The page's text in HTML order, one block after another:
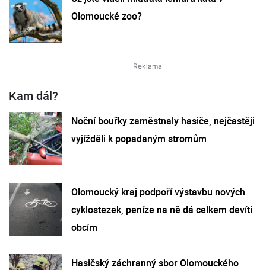
Olomoucké zoo?
Kam dál?
Noční bouřky zaměstnaly hasiče, nejčastěji
vyjížděli k popadaným stromům
Olomoucký kraj podpoří výstavbu nových
cyklostezek, peníze na ně dá celkem devíti
obcím
Hasičský záchranný sbor Olomouckého